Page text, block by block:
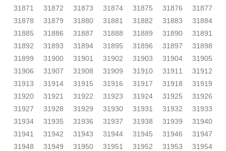
31871
31872 31873 31874 31875 31876
31877
31878
31879 31880 31881 31882 31883
31884
31885
31886 31887 31888 31889 31890
31891
31892
31893 31894 31895 31896 31897
31898
31899
31900 31901 31902 31903 31904
31905
31906
31907 31908 31909 31910 31911
31912
31913
31914 31915 31916 31917 31918
31919
31920
31921 31922 31923 31924 31925
31926
31927
31928 31929 31930 31931 31932
31933
31934
31935 31936 31937 31938 31939
31940
31941
31942 31943 31944 31945 31946
31947
31948
31949 31950 31951 31952 31953
31954